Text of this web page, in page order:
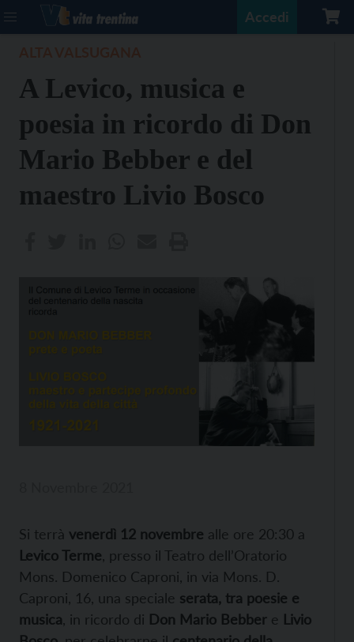
Accedi
A Levico, musica e
poesia in ricordo di Don
Mario Bebber e del
maestro Livio Bosco
Si terrà venerdì 12 novembre alle ore 20:30 a
Levico Terme, presso il Teatro dell’Oratorio
Mons. Domenico Caproni, in via Mons. D.
Caproni, 16, una speciale serata, tra poesie e
musica, in ricordo di Don Mario Bebber e Livio